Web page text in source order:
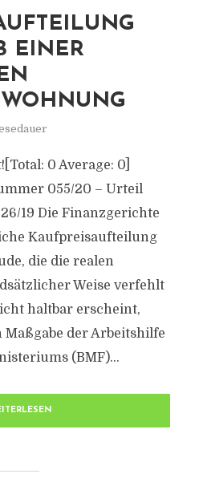
EINER
0 Average: 0]
055/20 – Urteil
19 Die Finanzgerichte
Kaufpreisaufteilung
die die realen
Weise verfehlt
haltbar erscheint,
der Arbeitshilfe
(BMF)...